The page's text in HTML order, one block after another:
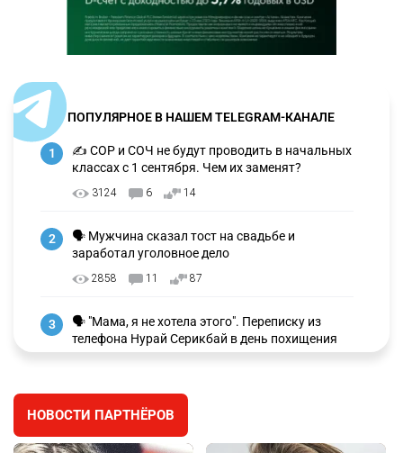
ПОПУЛЯРНОЕ В НАШЕМ TELEGRAM-КАНАЛЕ
1
✍️ СОР и СОЧ не будут проводить в начальных
классах с 1 сентября. Чем их заменят?
3124 6 14
2
🗣 Мужчина сказал тост на свадьбе и
заработал уголовное дело
2858 11 87
3
🗣 "Мама, я не хотела этого". Переписку из
телефона Нурай Серикбай в день похищения
зачитали в суде
⚠️ Доброе утро, друзья! Предлагаем обзор
главных новостей за 4 августа
НОВОСТИ ПАРТНЁРОВ